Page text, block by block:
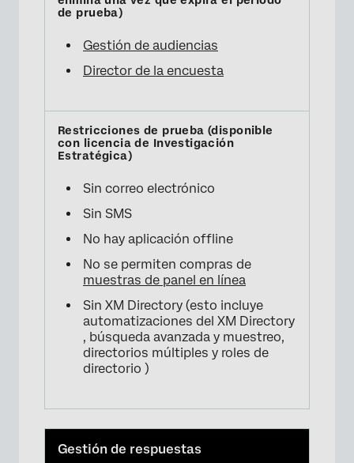
Gestión de audiencias
Director de la encuesta
Sin correo electrónico
Sin SMS
No hay aplicación offline
No se permiten compras de
muestras de panel en línea
Sin XM Directory (esto incluye
automatizaciones del XM Directory
, búsqueda avanzada y muestreo,
directorios múltiples y roles de
directorio )
Gestión de respuestas